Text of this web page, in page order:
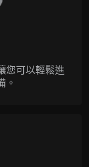
您可以輕鬆進
。